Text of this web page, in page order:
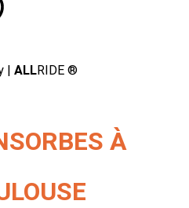
| ALLRIDE ®
À